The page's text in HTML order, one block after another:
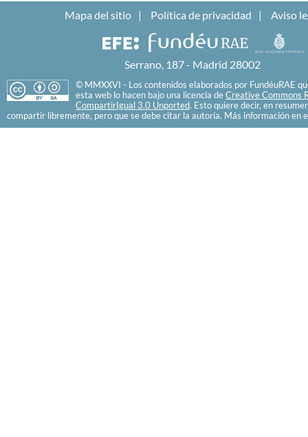
Mapa del sitio Política de privacidad Aviso
Serrano, 187 - Madrid 28002
© MMXXVI - Los contenidos elaborados por FundéuRAE
esta web lo hacen bajo una licencia de Creative Commons
CompartirIgual 3.0 Unported. Esto quiere decir, en
compartir libremente, pero que se debe citar la autoría. Más información en